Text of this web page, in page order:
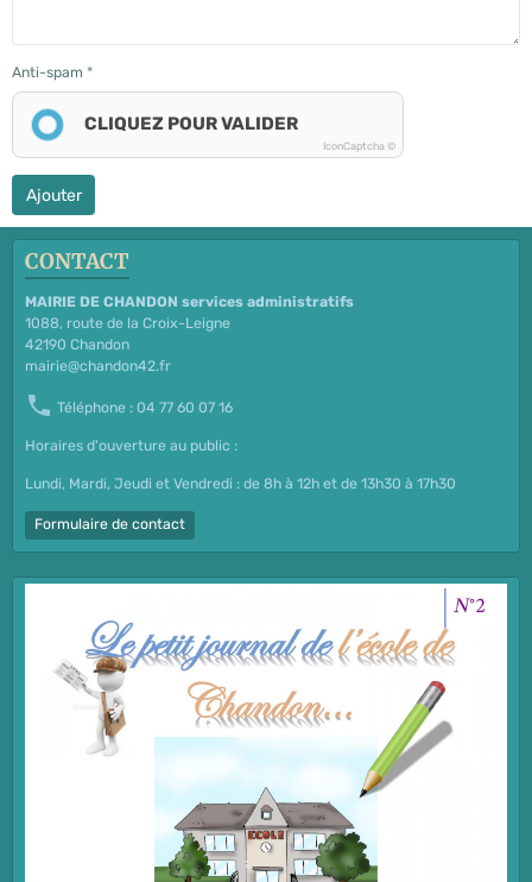
Anti-spam
CLIQUEZ POUR VALIDER
IconCaptcha ©
Ajouter
CONTACT
MAIRIE DE CHANDON services administratifs
1088, route de la Croix-Leigne
42190 Chandon
mairie@chandon42.fr
Téléphone : 04 77 60 07 16
Horaires d'ouverture au public :
Lundi, Mardi, Jeudi et Vendredi : de 8h à 12h et de 13h30 à 17h30
Formulaire de contact